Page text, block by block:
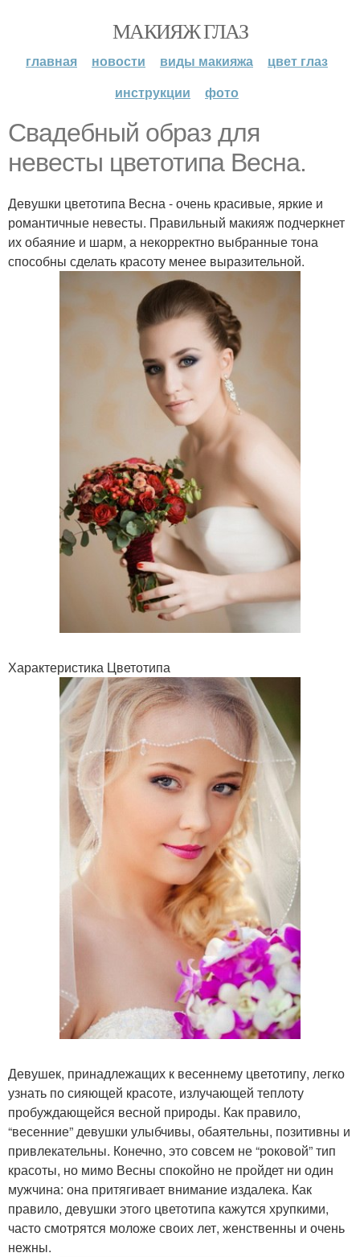
МАКИЯЖ ГЛАЗ
главная новости виды макияжа
цвет глаз
инструкции
фото
Свадебный образ для
невесты цветотипа Весна.
Девушки цветотипа Весна - очень красивые, яркие и
романтичные невесты. Правильный макияж подчеркнет
их обаяние и шарм, а некорректно выбранные тона
способны сделать красоту менее выразительной.
Характеристика Цветотипа
Девушек, принадлежащих к весеннему цветотипу, легко
узнать по сияющей красоте, излучающей теплоту
пробуждающейся весной природы. Как правило,
“весенние” девушки улыбчивы, обаятельны, позитивны и
привлекательны. Конечно, это совсем не “роковой” тип
красоты, но мимо Весны спокойно не пройдет ни один
мужчина: она притягивает внимание издалека. Как
правило, девушки этого цветотипа кажутся хрупкими,
часто смотрятся моложе своих лет, женственны и очень
нежны.